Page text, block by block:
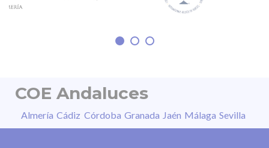
COE Andaluces
Almería Cádiz Córdoba Granada Jaén Málaga Sevilla